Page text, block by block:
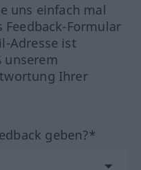
uns einfach mal
Formular
Adresse ist
Ihrer
geben?*